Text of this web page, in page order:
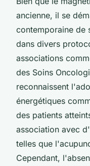
ancienne, il se
contemporaine de
dans divers
associations
des Soins
reconnaissent
énergétiques
des patients
association avec
telles que
Cependant,